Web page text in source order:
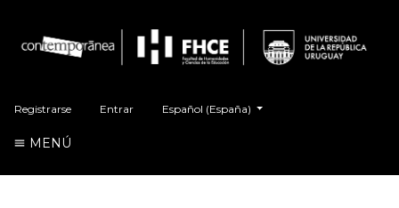
Registrarse Entrar Español (España)
MENÚ